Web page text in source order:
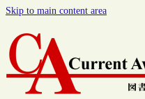
Skip to main content area